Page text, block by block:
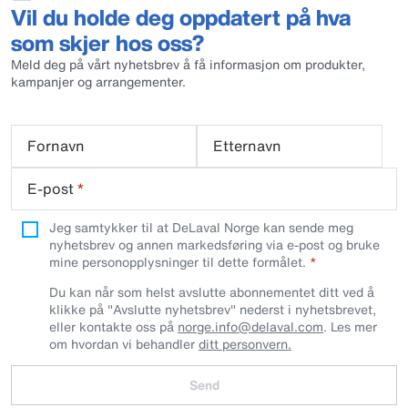
Vil du holde deg oppdatert på hva
som skjer hos oss?
Meld deg på vårt nyhetsbrev å få informasjon om produkter,
kampanjer og arrangementer.
Fornavn
Etternavn
E-post*
Jeg samtykker til at DeLaval Norge kan sende meg
nyhetsbrev og annen markedsføring via e-post og bruke
mine personopplysninger til dette formålet.
Du kan når som helst avslutte abonnementet ditt ved å
klikke på "Avslutte nyhetsbrev" nederst i nyhetsbrevet,
eller kontakte oss på norge.info@delaval.com. Les mer
om hvordan vi behandlerditt personvern.
Send